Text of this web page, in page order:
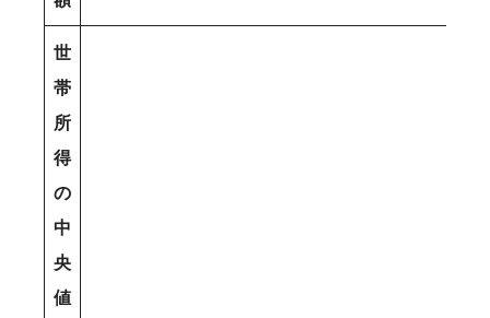
世
帯
所
得
の
中
央
値